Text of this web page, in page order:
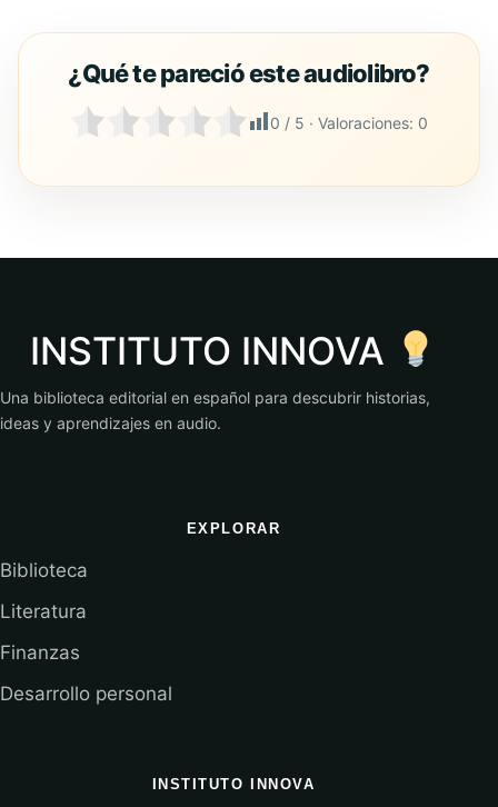
0 / 5 · Valoraciones: 0
INSTITUTO INNOVA
Una biblioteca editorial en español para descubrir historias,
ideas y aprendizajes en audio.
EXPLORAR
Biblioteca
Literatura
Finanzas
Desarrollo personal
INSTITUTO INNOVA